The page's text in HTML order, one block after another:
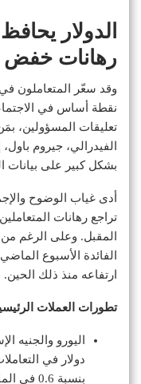
الدولار
رهانات خفض
نقطة أساس في
تعليقات المسؤولين،
الفيدرالي، جيروم
بشكل كبير على بيانات
أدى غياب الوضوح
تراجع رهانات
المقبل. وعلى الرغم
الفائدة الأسبوع
ارتفاعه منذ ذلك الحين.
تطورات العملات
دولار في
بنسبة